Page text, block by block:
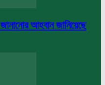
আহবান জানিয়েছে